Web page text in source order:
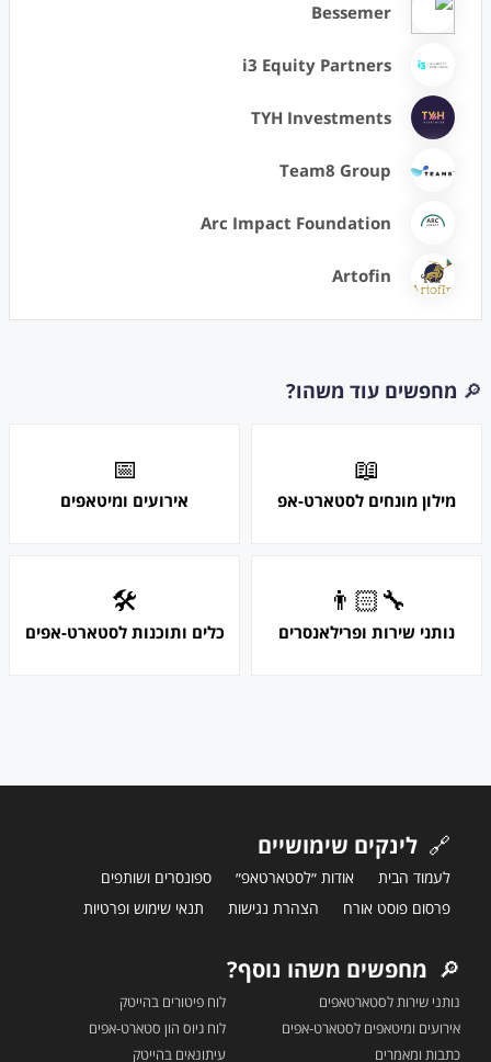
Bessemer
i3 Equity Partners
TYH Investments
Team8 Group
Arc Impact Foundation
Artofin
🔎 מחפשים עוד משהו?
📖
מילון מונחים לסטארט-אפ
📅
אירועים ומיטאפים
👨🏻‍🔧
נותני שירות ופרילאנסרים
🛠
כלים ותוכנות לסטארט-אפים
🔗 לינקים שימושיים
לעמוד הבית אודות ״לסטארטאפ״
ספונסרים ושותפים
פרסום פוסט אורח
הצהרת נגישות תנאי שימוש ופרטיות
🔎 מחפשים משהו נוסף?
נותני שירות לסטארטאפים
אירועים ומיטאפים לסטארט-אפים
כתבות ומאמרים
לוח פיטורים בהייטק
לוח גיוס הון סטארט-אפים
עיתונאים בהייטק